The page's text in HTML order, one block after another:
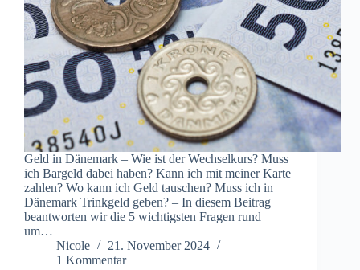
Geld in Dänemark – Wie ist der Wechselkurs? Muss
ich Bargeld dabei haben? Kann ich mit meiner Karte
zahlen? Wo kann ich Geld tauschen? Muss ich in
Dänemark Trinkgeld geben? – In diesem Beitrag
beantworten wir die 5 wichtigsten Fragen rund
um…
Nicole
21. November 2024
1 Kommentar